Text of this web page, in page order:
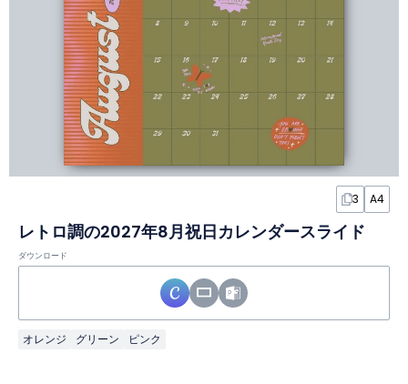
3 A4
レトロ調の2027年8月祝日カレンダースライド
ダウンロード
オレンジ グリーン ピンク